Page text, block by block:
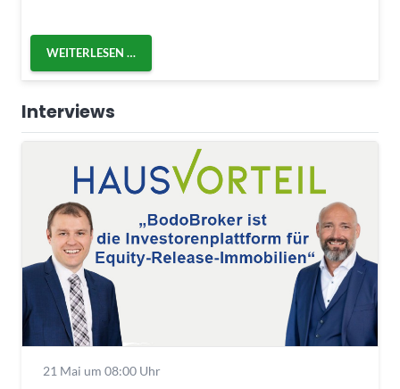
WEITERLESEN …
Interviews
21 Mai um 08:00 Uhr